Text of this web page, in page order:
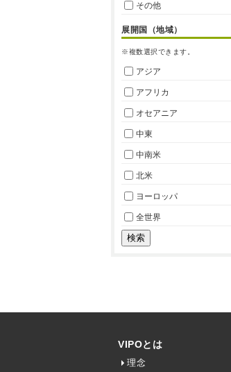
その他
展開国（地域）
※複数選択できます。
アジア
アフリカ
オセアニア
中東
中南米
北米
ヨーロッパ
全世界
VIPOとは
理念